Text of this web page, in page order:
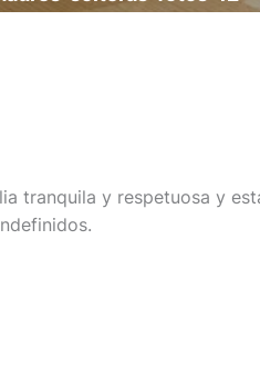
tranquila y respetuosa y